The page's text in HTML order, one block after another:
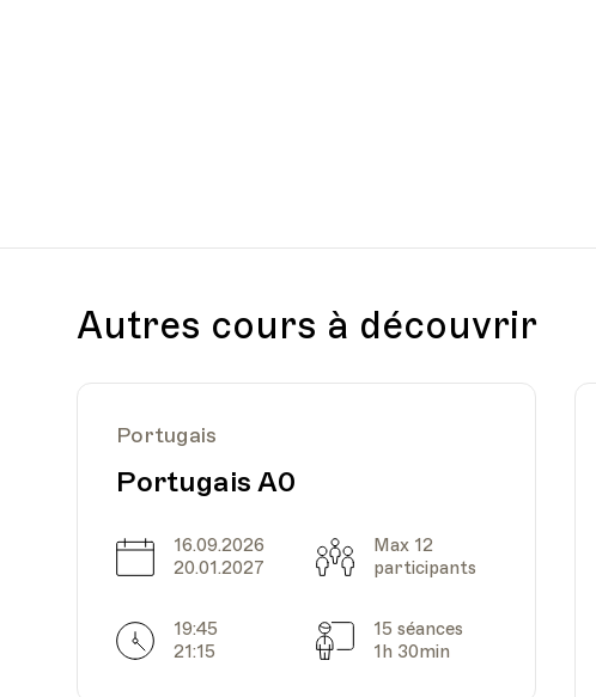
Autres cours à découvrir
Portugais
Portugais A0
Date
16.09.2026
20.01.2027
Capacité
Max 12
participants
Horarires
19:45
21:15
Séances
15 séances
1h 30min